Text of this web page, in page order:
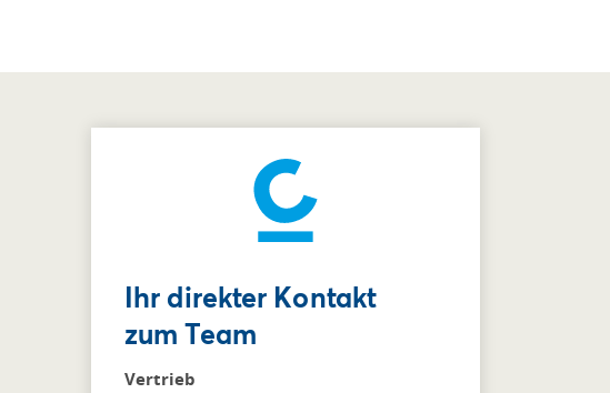
Ihr direkter Kontakt
zum Team
Vertrieb